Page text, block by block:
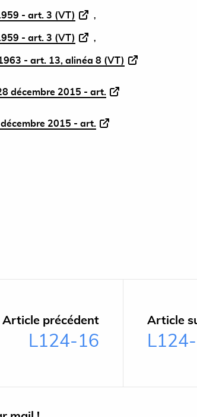
- art. 3 (VT)
- art. 3 (VT)
- art. 13, alinéa 8 (VT)
décembre 2015 - art.
2015 - art.
Article précédent
L124-16
Article